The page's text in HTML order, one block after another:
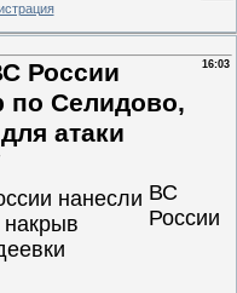
16:03
России
по Селидово,
атаки
ВС
России